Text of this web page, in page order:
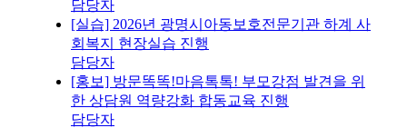
담당자
[실습] 2026년 광명시아동보호전문기관 하계 사
회복지 현장실습 진행
담당자
[홍보] 방문똑똑!마음톡톡! 부모강점 발견을 위
한 상담원 역량강화 합동교육 진행
담당자